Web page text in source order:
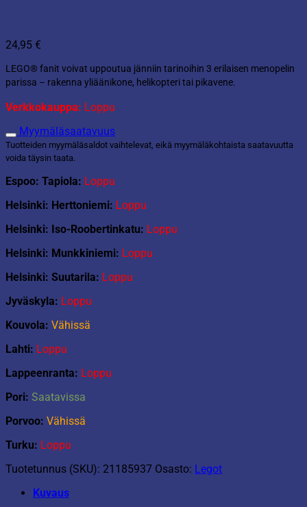
24,95 €
LEGO® fanit voivat uppoutua jänniin tarinoihin 3 erilaisen menopelin
parissa – rakenna yliäänikone, helikopteri tai pikavene.
Verkkokauppa: Loppu
Myymäläsaatavuus
Tuotteiden myymäläsaldot vaihtelevat, eikä myymäläkohtaista saatavuutta
voida täysin taata.
Espoo: Tapiola: Loppu
Helsinki: Herttoniemi: Loppu
Helsinki: Iso-Roobertinkatu: Loppu
Helsinki: Munkkiniemi: Loppu
Helsinki: Suutarila: Loppu
Jyväskyla: Loppu
Kouvola: Vähissä
Lahti: Loppu
Lappeenranta: Loppu
Pori: Saatavissa
Porvoo: Vähissä
Turku: Loppu
Tuotetunnus (SKU): 21185937 Osasto: Legot
Kuvaus